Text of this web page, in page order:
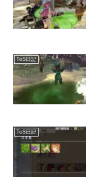
ToS日記
ToS日記